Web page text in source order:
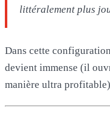
littéralement plus
Dans cette
devient immense (il
manière ultra